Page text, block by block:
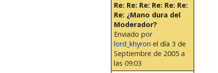
Re: Re: Re: Re: Re: Re:
Re: ¿Mano dura del
Moderador?
Enviado por
lord_khyron el día 3 de
Septiembre de 2005 a
las 09:03